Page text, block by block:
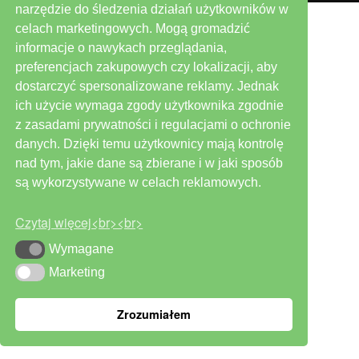
narzędzie do śledzenia działań użytkowników w
celach marketingowych. Mogą gromadzić
informacje o nawykach przeglądania,
preferencjach zakupowych czy lokalizacji, aby
dostarczyć spersonalizowane reklamy. Jednak
ich użycie wymaga zgody użytkownika zgodnie
z zasadami prywatności i regulacjami o ochronie
danych. Dzięki temu użytkownicy mają kontrolę
nad tym, jakie dane są zbierane i w jaki sposób
są wykorzystywane w celach reklamowych.
Czytaj więcej<br><br>
Wymagane
Wymagane
MarketingMarketing
Zrozumiałem